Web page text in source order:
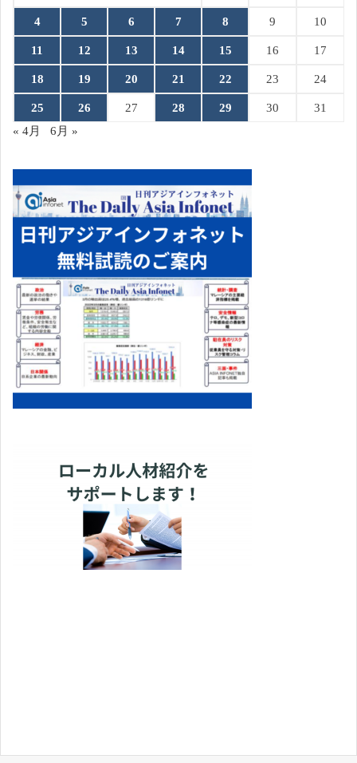
4 5 6 7 8 9 10
11 12 13 14 15 16 17
18 19 20 21 22 23 24
25 26 27 28 29 30
31
« 4月
6月 »